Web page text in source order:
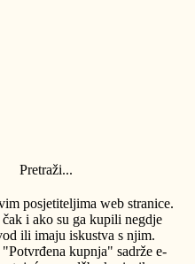
Pretraži...
posjetiteljima web stranice.
i ako su ga kupili negdje
ili imaju iskustva s njim.
kupnja" sadrže e-